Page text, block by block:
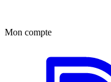
Mon compte